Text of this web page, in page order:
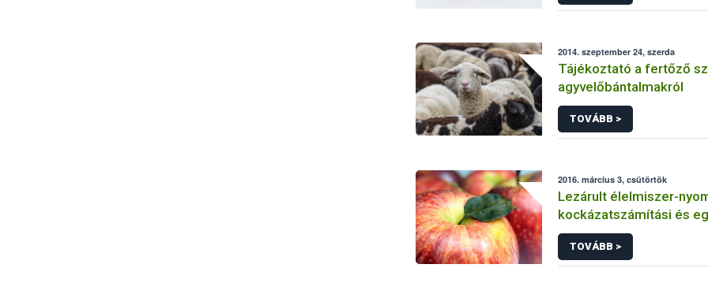
2014. szeptember 24, szerda
Tájékoztató a fertőző
agyvelőbántalmakról
TOVÁBB >
2016. március 3, csütörtök
Lezárult élelmiszer-
kockázatszámítási és
kutatások
TOVÁBB >